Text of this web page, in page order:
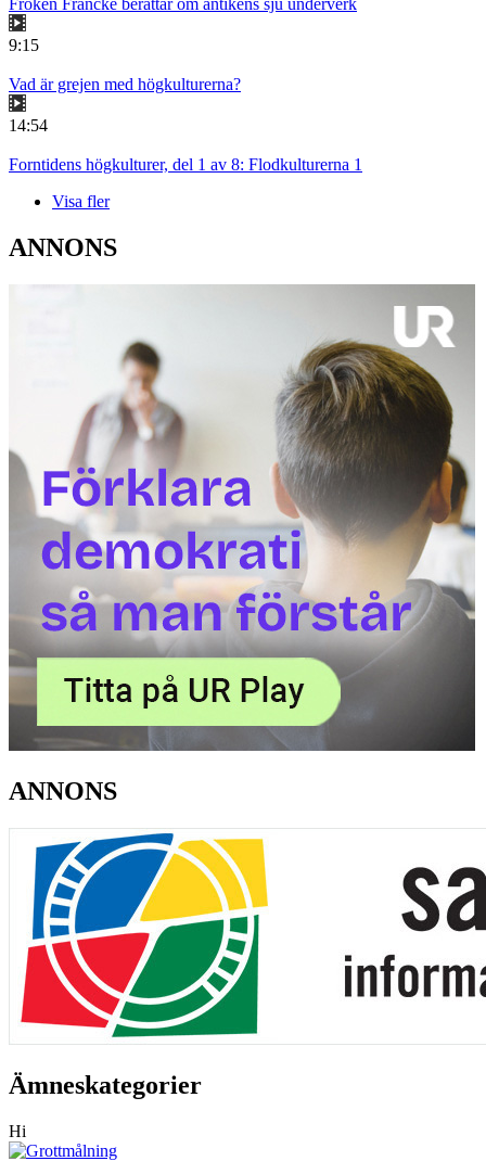
Fröken Francke berättar om antikens sju underverk
9:15
Vad är grejen med högkulturerna?
14:54
Forntidens högkulturer, del 1 av 8: Flodkulturerna 1
Visa fler
ANNONS
ANNONS
Ämneskategorier
Hi